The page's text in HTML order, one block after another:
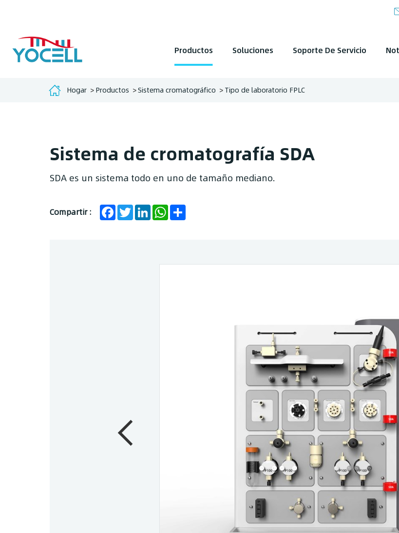
Productos Soluciones Soporte De Servicio
Hogar Productos Sistema cromatográfico Tipo de laboratorio FPLC
Sistema de cromatografía SDA
SDA es un sistema todo en uno de tamaño mediano.
Compartir : FacebookTwitterLinkedInWhatsApp